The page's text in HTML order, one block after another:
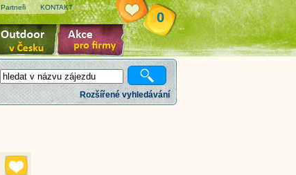
Partneři KONTAKT
0
Rozšířené vyhledávání